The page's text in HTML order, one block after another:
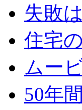
失敗
住宅
ムー
50年